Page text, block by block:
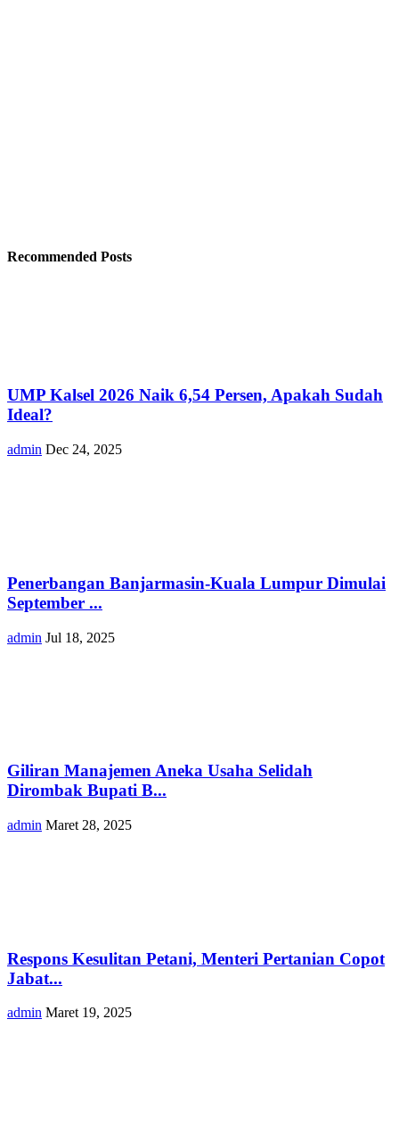
Recommended Posts
UMP Kalsel 2026 Naik 6,54 Persen, Apakah Sudah
Ideal?
admin Dec 24, 2025
Penerbangan Banjarmasin-Kuala Lumpur Dimulai
September ...
admin Jul 18, 2025
Giliran Manajemen Aneka Usaha Selidah
Dirombak Bupati B...
admin Maret 28, 2025
Respons Kesulitan Petani, Menteri Pertanian Copot
Jabat...
admin Maret 19, 2025